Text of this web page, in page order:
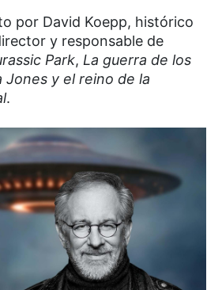
por David Koepp, histórico
y responsable de
Park, La guerra de los
Jones y el reino de la
.